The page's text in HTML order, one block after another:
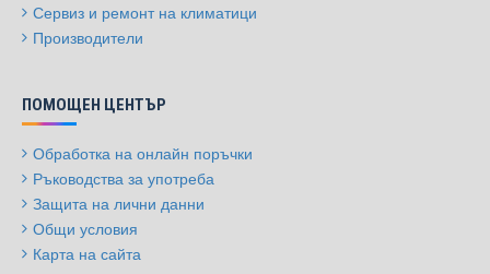
Сервиз и ремонт на климатици
Производители
ПОМОЩЕН ЦЕНТЪР
Обработка на онлайн поръчки
Ръководства за употреба
Защита на лични данни
Общи условия
Карта на сайта